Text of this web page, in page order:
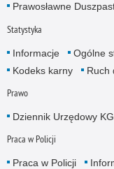
Prawosławne
Statystyka
Informacje Ogólne
Kodeks karny
Ruch
Prawo
Dziennik Urzędowy
Praca w Policji
Praca w Policji